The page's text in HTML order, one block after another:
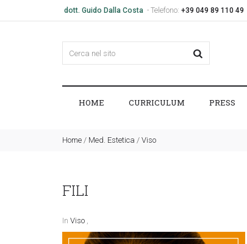
dott. Guido Dalla Costa - Telefono: +39 049 89 110 49
HOME CURRICULUM PRESS
Home / Med. Estetica / Viso
FILI
In Viso ,